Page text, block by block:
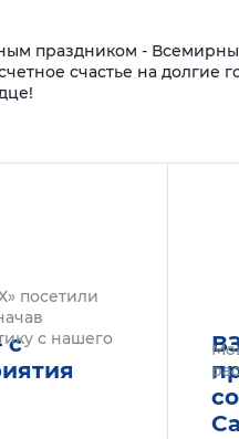
праздником -
счастье на
с
посетили
с нашего